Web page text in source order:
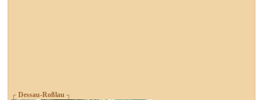
┌ Dessau-Roßlau ┐